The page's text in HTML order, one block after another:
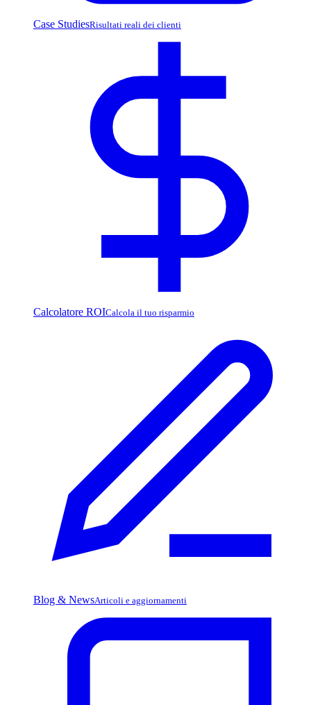
Case StudiesRisultati reali dei clienti
Calcolatore ROICalcola il tuo risparmio
Blog & NewsArticoli e aggiornamenti